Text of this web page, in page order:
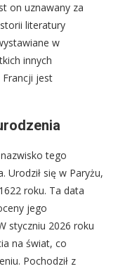
on uznawany za
literatury
w
innych
jest
tego
Urodził się w Paryżu,
roku. Ta data
jego
styczniu 2026 roku
na świat, co
Pochodził z